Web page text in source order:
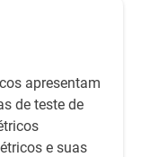
apresentam
de teste de
e suas